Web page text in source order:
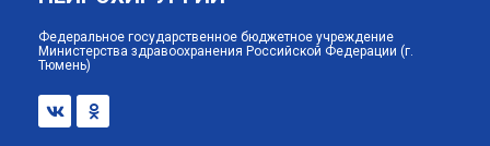
Федеральное государственное бюджетное учреждение
Министерства здравоохранения Российской Федерации (г.
Тюмень)